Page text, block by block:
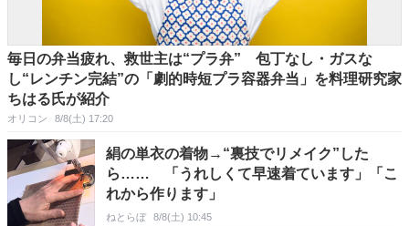
毎日の弁当疲れ、救世主は“プラ弁” 包丁なし・ガスな
し“レンチン完結”の「劇的時短プラ容器弁当」を料理研究家
ちはる氏が紹介
オリコン 8/8(土) 17:20
絹の単衣の着物→“裏技でリメイク”した
ら…… 「うれしくて早速着ています」「こ
れから作ります」
ねとらぼ 8/8(土) 10:45